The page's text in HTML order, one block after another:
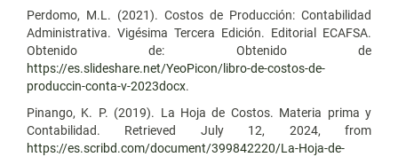
Perdomo, M.L. (2021). Costos de Producción: Contabilidad
Administrativa. Vigésima Tercera Edición. Editorial ECAFSA.
Obtenido de: Obtenido de
https://es.slideshare.net/YeoPicon/libro-de-costos-de-
produccin-conta-v-2023docx.
Pinango, K. P. (2019). La Hoja de Costos. Materia prima y
Contabilidad. Retrieved July 12, 2024, from
https://es.scribd.com/document/399842220/La-Hoja-de-